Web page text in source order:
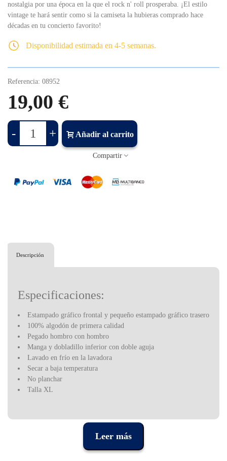
nostalgia por una época en la que el rock n' roll prosperaba. ¡El estilo
vintage te hará sentir como si la camiseta la hubieras comprado hace
décadas en tu concierto favorito!
Disponibilidad estimada en 4-5 semanas.
Referencia: 08952
19,00 €
- + Añadir al carrito
Compartir
Descripción
Especificaciones:
Estampado gráfico frontal y pequeño estampado gráfico trasero
100% algodón de primera calidad
Pegado hombro con hombro
Manga y dobladillo inferior con doble aguja
Lavado en frío en la lavadora
Secar a baja temperatura
No planchar
Talla XL
influencia mundial que se extiende desde el estudio hasta el
escenario y más allá. Todos, desde principiantes hasta los artistas
más aclamados del mundo, utilizaron instrumentos, amplificadores
y equipos de Fender, lo que convirtió a la empresa no solo en un
Leer más